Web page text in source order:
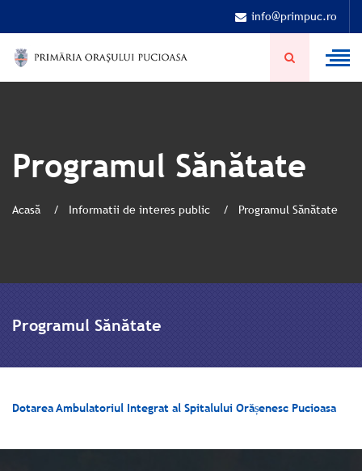
info@primpuc.ro
Programul Sănătate
Acasă Informatii de interes public Programul Sănătate
Programul Sănătate
Dotarea Ambulatoriul Integrat al Spitalului Orășenesc Pucioasa